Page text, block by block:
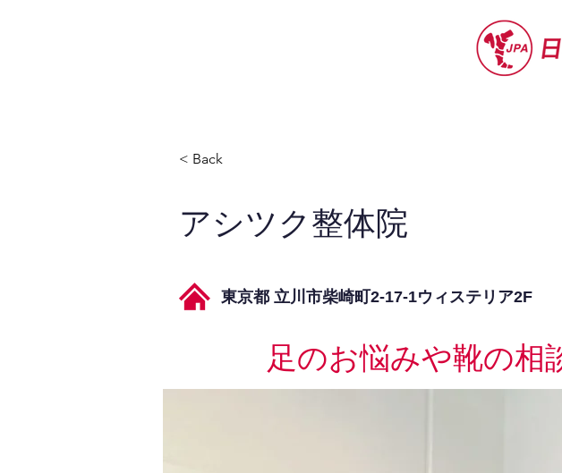
< Back
アシツク整体院
東京都 立川市柴崎町2-17-1ウィステリア2F
足のお悩みや靴の相